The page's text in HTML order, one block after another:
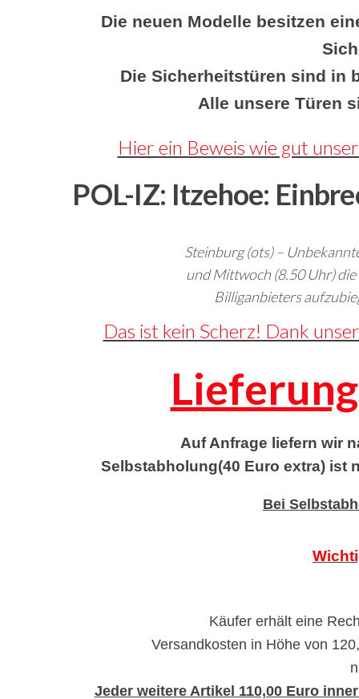
Die neuen Modelle besitzen
Die Sicherheitstüren sind in
Alle unsere Türen
Hier ein Beweis wie gut
POL-IZ: Itzehoe:
Steinburg (ots) –
und Mittwoch (8.50 Uhr)
Billiganbieters
Das ist kein Scherz! Dank
Auf Anfrage liefern wir
Selbstabholung(40 Euro extra) ist
Bei
Käufer erhält eine
Versandkosten in Höhe von
Jeder weitere Artikel 110,00 Euro